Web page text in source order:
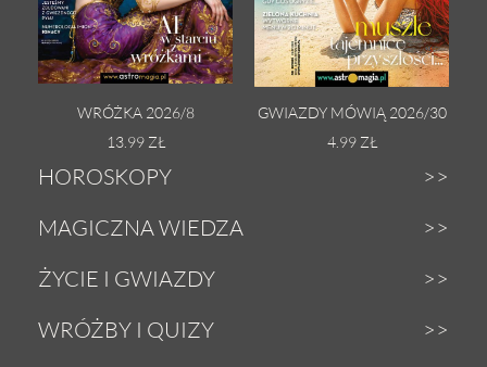
WRÓŻKA 2026/8
13.99 ZŁ
GWIAZDY MÓWIĄ 2026/30
4.99 ZŁ
HOROSKOPY
Dzienny
Tygodniowy
MAGICZNA WIEDZA
Zodiak
Astrologia
ŻYCIE I GWIAZDY
Gwiazdy
WRÓŻBY I QUIZY